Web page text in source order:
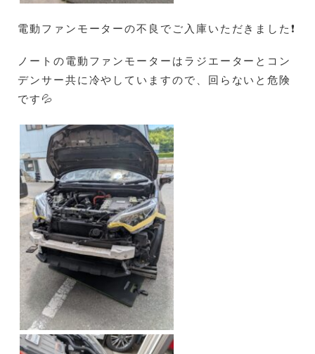
電動ファンモーターの不良でご入庫いただきました❗
ノートの電動ファンモーターはラジエーターとコン
デンサー共に冷やしていますので、回らないと危険
です💦